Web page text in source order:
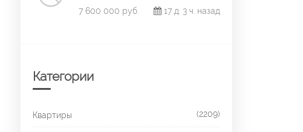
7 600 000 руб.
17 д. 3 ч. назад
Категории
Квартиры (2209)